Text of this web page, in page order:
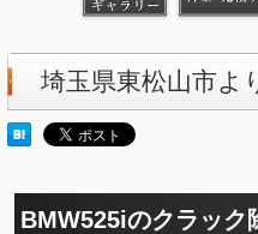
埼玉県東松山市よ
BMW525iのクラック